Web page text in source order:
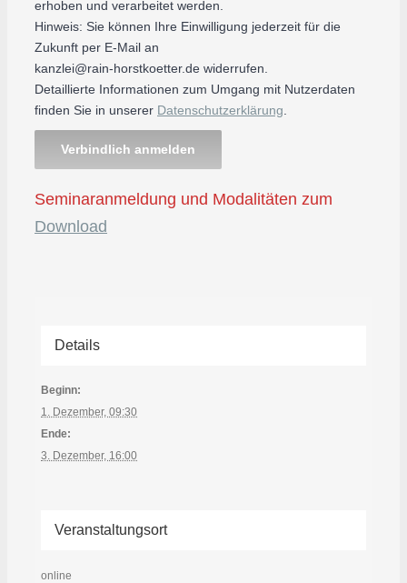
erhoben und verarbeitet werden.
Hinweis: Sie können Ihre Einwilligung jederzeit für die
Zukunft per E-Mail an
kanzlei@rain-horstkoetter.de widerrufen.
Detaillierte Informationen zum Umgang mit Nutzerdaten
finden Sie in unserer Datenschutzerklärung.
Seminaranmeldung und Modalitäten zum
Download
Details
Beginn:
1. Dezember, 09:30
Ende:
3. Dezember, 16:00
Veranstaltungsort
online